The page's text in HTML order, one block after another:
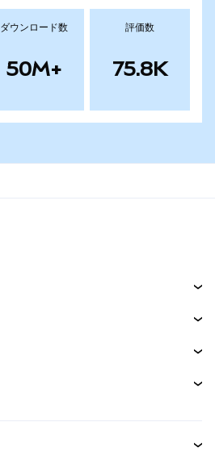
ダウンロード数
50M+
評価数
75.8K